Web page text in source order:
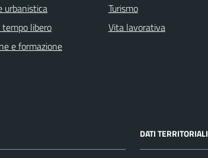
urbanistica
libero
e formazione
Turismo
Vita lavorativa
DATI TERRITORIALI